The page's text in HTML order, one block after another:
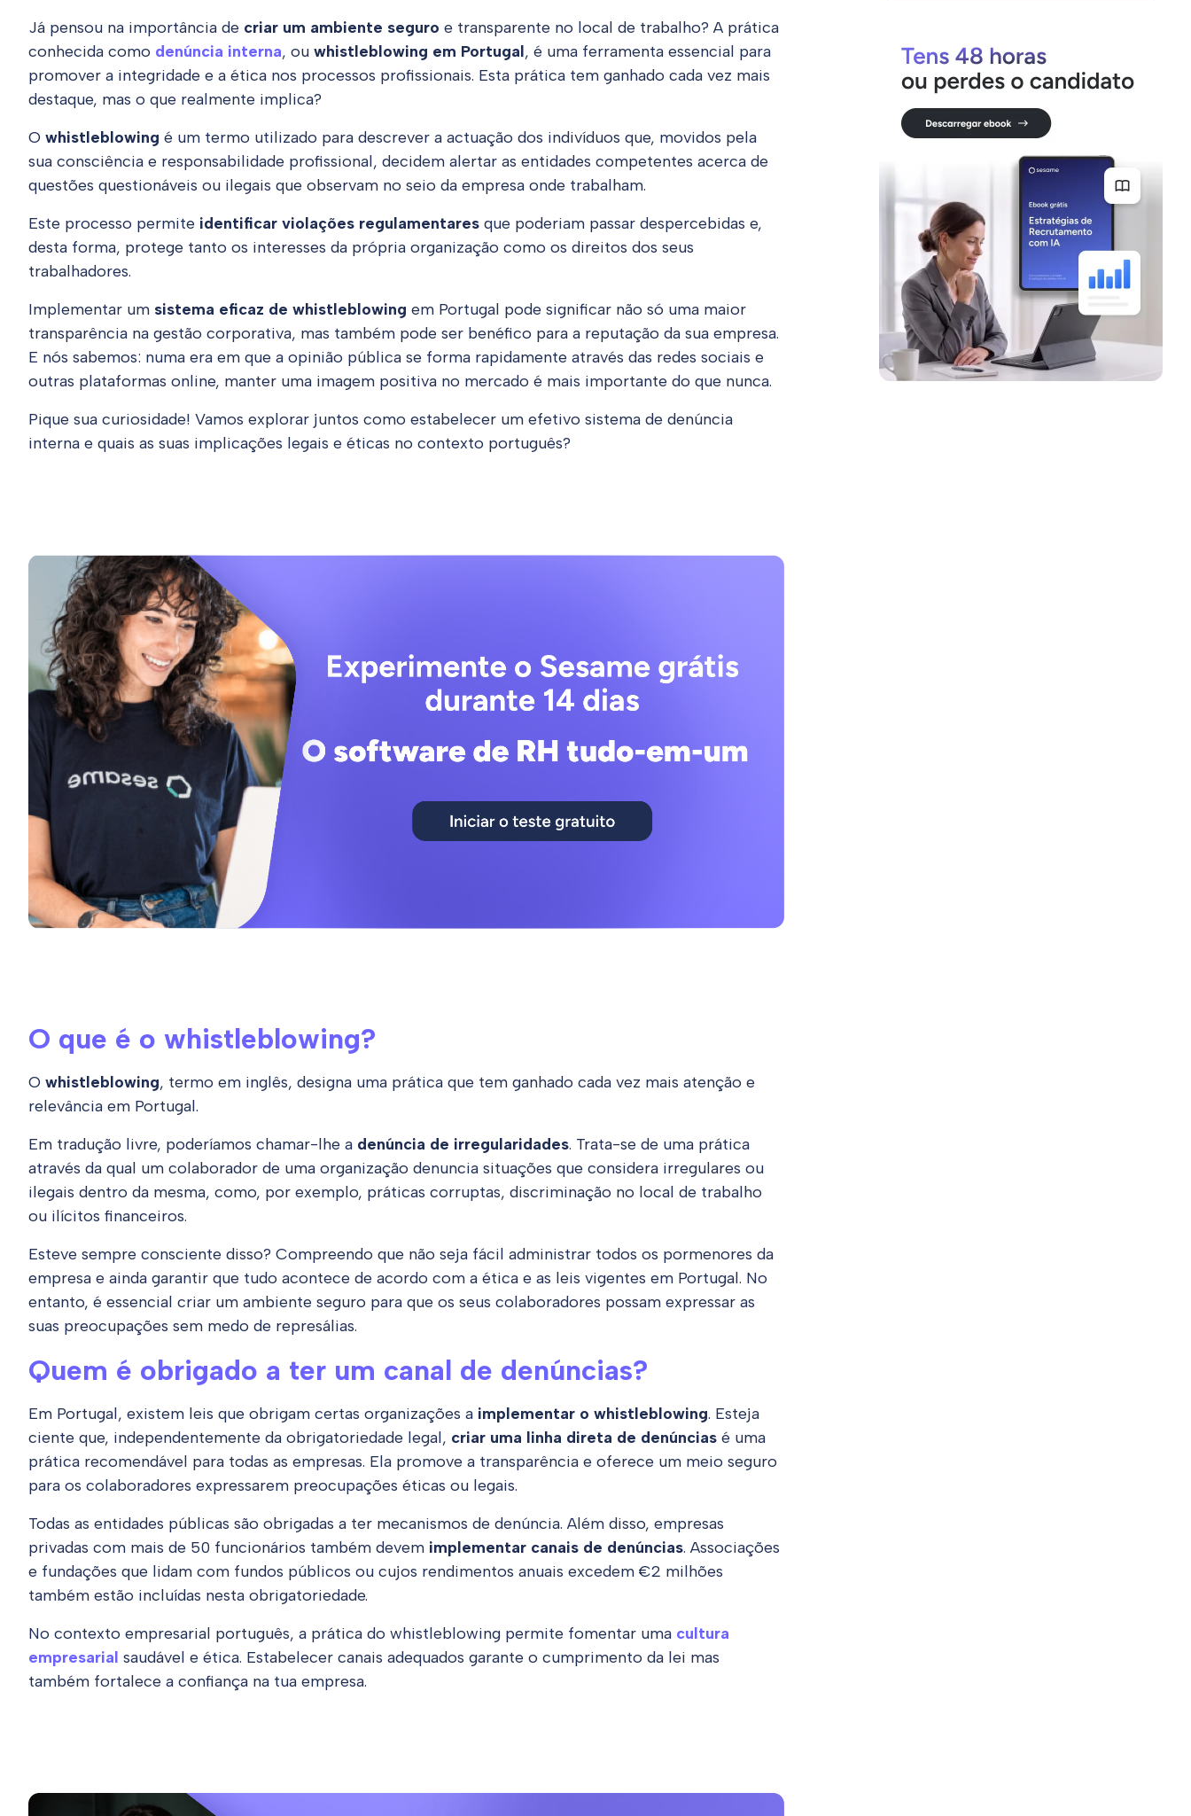
Já pensou na importância de criar um ambiente seguro e transparente no local de trabalho? A prática
conhecida como denúncia interna, ou whistleblowing em Portugal, é uma ferramenta essencial para
promover a integridade e a ética nos processos profissionais. Esta prática tem ganhado cada vez mais
destaque, mas o que realmente implica?
O whistleblowing é um termo utilizado para descrever a actuação dos indivíduos que, movidos pela
sua consciência e responsabilidade profissional, decidem alertar as entidades competentes acerca de
questões questionáveis ou ilegais que observam no seio da empresa onde trabalham.
Este processo permite identificar violações regulamentares que poderiam passar despercebidas e,
desta forma, protege tanto os interesses da própria organização como os direitos dos seus
trabalhadores.
Implementar um sistema eficaz de whistleblowing em Portugal pode significar não só uma maior
transparência na gestão corporativa, mas também pode ser benéfico para a reputação da sua empresa.
E nós sabemos: numa era em que a opinião pública se forma rapidamente através das redes sociais e
outras plataformas online, manter uma imagem positiva no mercado é mais importante do que nunca.
Pique sua curiosidade! Vamos explorar juntos como estabelecer um efetivo sistema de denúncia
interna e quais as suas implicações legais e éticas no contexto português?
O que é o whistleblowing?
O whistleblowing, termo em inglês, designa uma prática que tem ganhado cada vez mais atenção e
relevância em Portugal.
Em tradução livre, poderíamos chamar-lhe a denúncia de irregularidades. Trata-se de uma prática
através da qual um colaborador de uma organização denuncia situações que considera irregulares ou
ilegais dentro da mesma, como, por exemplo, práticas corruptas, discriminação no local de trabalho
ou ilícitos financeiros.
Esteve sempre consciente disso? Compreendo que não seja fácil administrar todos os pormenores da
empresa e ainda garantir que tudo acontece de acordo com a ética e as leis vigentes em Portugal. No
entanto, é essencial criar um ambiente seguro para que os seus colaboradores possam expressar as
suas preocupações sem medo de represálias.
Quem é obrigado a ter um canal de denúncias?
Em Portugal, existem leis que obrigam certas organizações a implementar o whistleblowing. Esteja
ciente que, independentemente da obrigatoriedade legal, criar uma linha direta de denúncias é uma
prática recomendável para todas as empresas. Ela promove a transparência e oferece um meio seguro
para os colaboradores expressarem preocupações éticas ou legais.
Todas as entidades públicas são obrigadas a ter mecanismos de denúncia. Além disso, empresas
privadas com mais de 50 funcionários também devem implementar canais de denúncias. Associações
e fundações que lidam com fundos públicos ou cujos rendimentos anuais excedem €2 milhões
também estão incluídas nesta obrigatoriedade.
No contexto empresarial português, a prática do whistleblowing permite fomentar uma cultura
empresarial saudável e ética. Estabelecer canais adequados garante o cumprimento da lei mas
também fortalece a confiança na tua empresa.